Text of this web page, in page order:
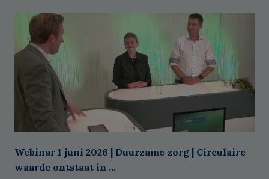
Webinar 1 juni 2026 | Duurzame zorg | Circulaire
waarde ontstaat in ...